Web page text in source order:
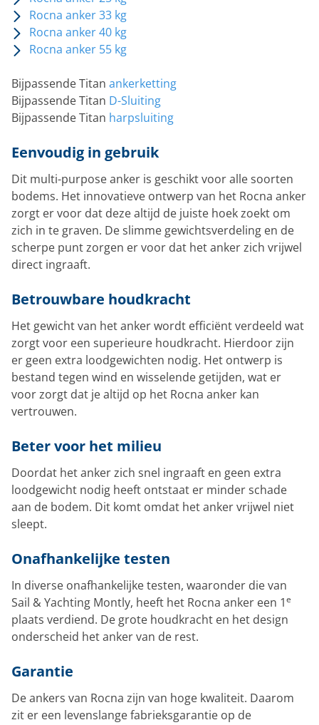
Rocna anker 33 kg
Rocna anker 40 kg
Rocna anker 55 kg
Bijpassende Titan ankerketting
Bijpassende Titan D-Sluiting
Bijpassende Titan harpsluiting
Eenvoudig in gebruik
Dit multi-purpose anker is geschikt voor alle soorten
bodems. Het innovatieve ontwerp van het Rocna anker
zorgt er voor dat deze altijd de juiste hoek zoekt om
zich in te graven. De slimme gewichtsverdeling en de
scherpe punt zorgen er voor dat het anker zich vrijwel
direct ingraaft.
Betrouwbare houdkracht
Het gewicht van het anker wordt efficiënt verdeeld wat
zorgt voor een superieure houdkracht. Hierdoor zijn
er geen extra loodgewichten nodig. Het ontwerp is
bestand tegen wind en wisselende getijden, wat er
voor zorgt dat je altijd op het Rocna anker kan
vertrouwen.
Beter voor het milieu
Doordat het anker zich snel ingraaft en geen extra
loodgewicht nodig heeft ontstaat er minder schade
aan de bodem. Dit komt omdat het anker vrijwel niet
sleept.
Onafhankelijke testen
In diverse onafhankelijke testen, waaronder die van
Sail & Yachting Montly, heeft het Rocna anker een 1e
plaats verdiend. De grote houdkracht en het design
onderscheid het anker van de rest.
Garantie
De ankers van Rocna zijn van hoge kwaliteit. Daarom
zit er een levenslange fabrieksgarantie op de